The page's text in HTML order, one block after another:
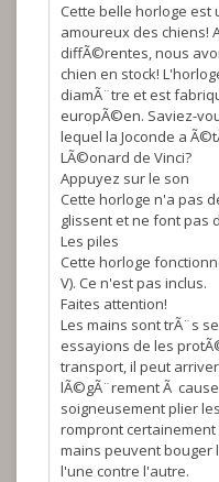
Cette belle horloge
amoureux des chiens!
diffÃ©rentes, nous
chien en stock!
diamÃ¨tre et est
europÃ©en. Saviez-
lequel la Joconde a
LÃ©onard de Vinci?
Appuyez sur le son
Cette horloge n'a pas
glissent et ne font pas
Les piles
Cette horloge
V). Ce n'est pas inclus.
Faites attention!
Les mains sont trÃ¨s
essayions de les
transport, il peut
lÃ©gÃ¨rement Ã
soigneusement plier
rompront certainement
mains peuvent bouger
l'une contre l'autre.